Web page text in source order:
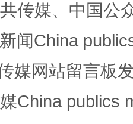
传媒、中国公
闻China
媒网站留言板
China publics